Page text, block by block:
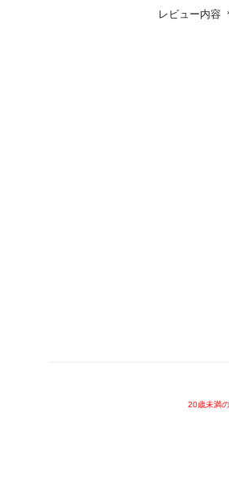
レビュー内容
20歳未満